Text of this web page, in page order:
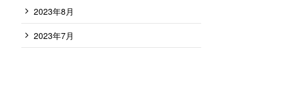
2023年8月
2023年7月